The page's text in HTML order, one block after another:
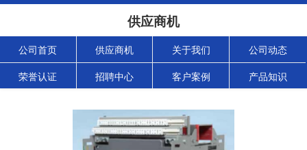
供应商机
公司首页 供应商机 关于我们 公司动态
荣誉认证 招聘中心 客户案例 产品知识